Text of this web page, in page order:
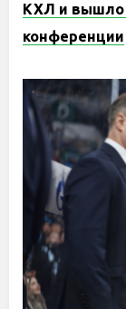
КХЛ и вышло
конференции